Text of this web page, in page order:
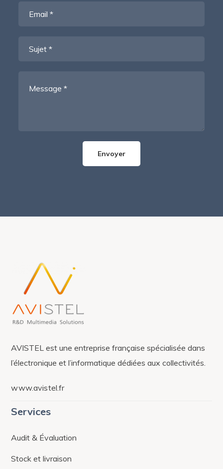
AVISTEL est une entreprise française spécialisée dans
l’électronique et l’informatique dédiées aux collectivités.
www.avistel.fr
Services
Audit & Évaluation
Stock et livraison